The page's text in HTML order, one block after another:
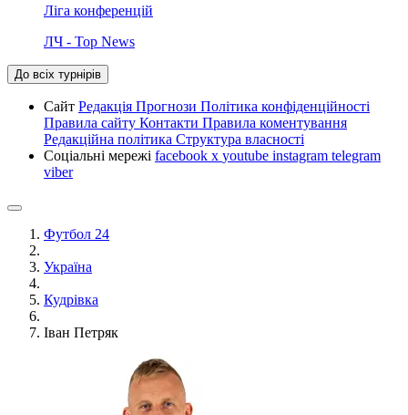
Ліга конференцій
ЛЧ - Top News
До всіх турнірів
Сайт Редакція Прогнози Політика конфіденційності
Правила сайту Контакти Правила коментування
Редакційна політика Структура власності
Соціальні мережі facebook x youtube instagram telegram
viber
Футбол 24
Україна
Кудрівка
Іван Петряк